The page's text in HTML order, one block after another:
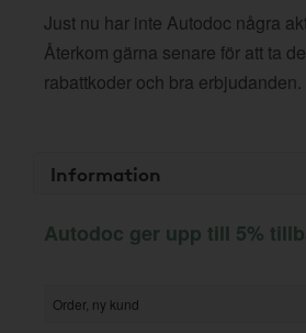
Just nu har inte Autodoc några
Återkom gärna senare för att ta
rabattkoder och bra erbjudanden.
Information
Autodoc ger upp till 5%
Order, ny kund